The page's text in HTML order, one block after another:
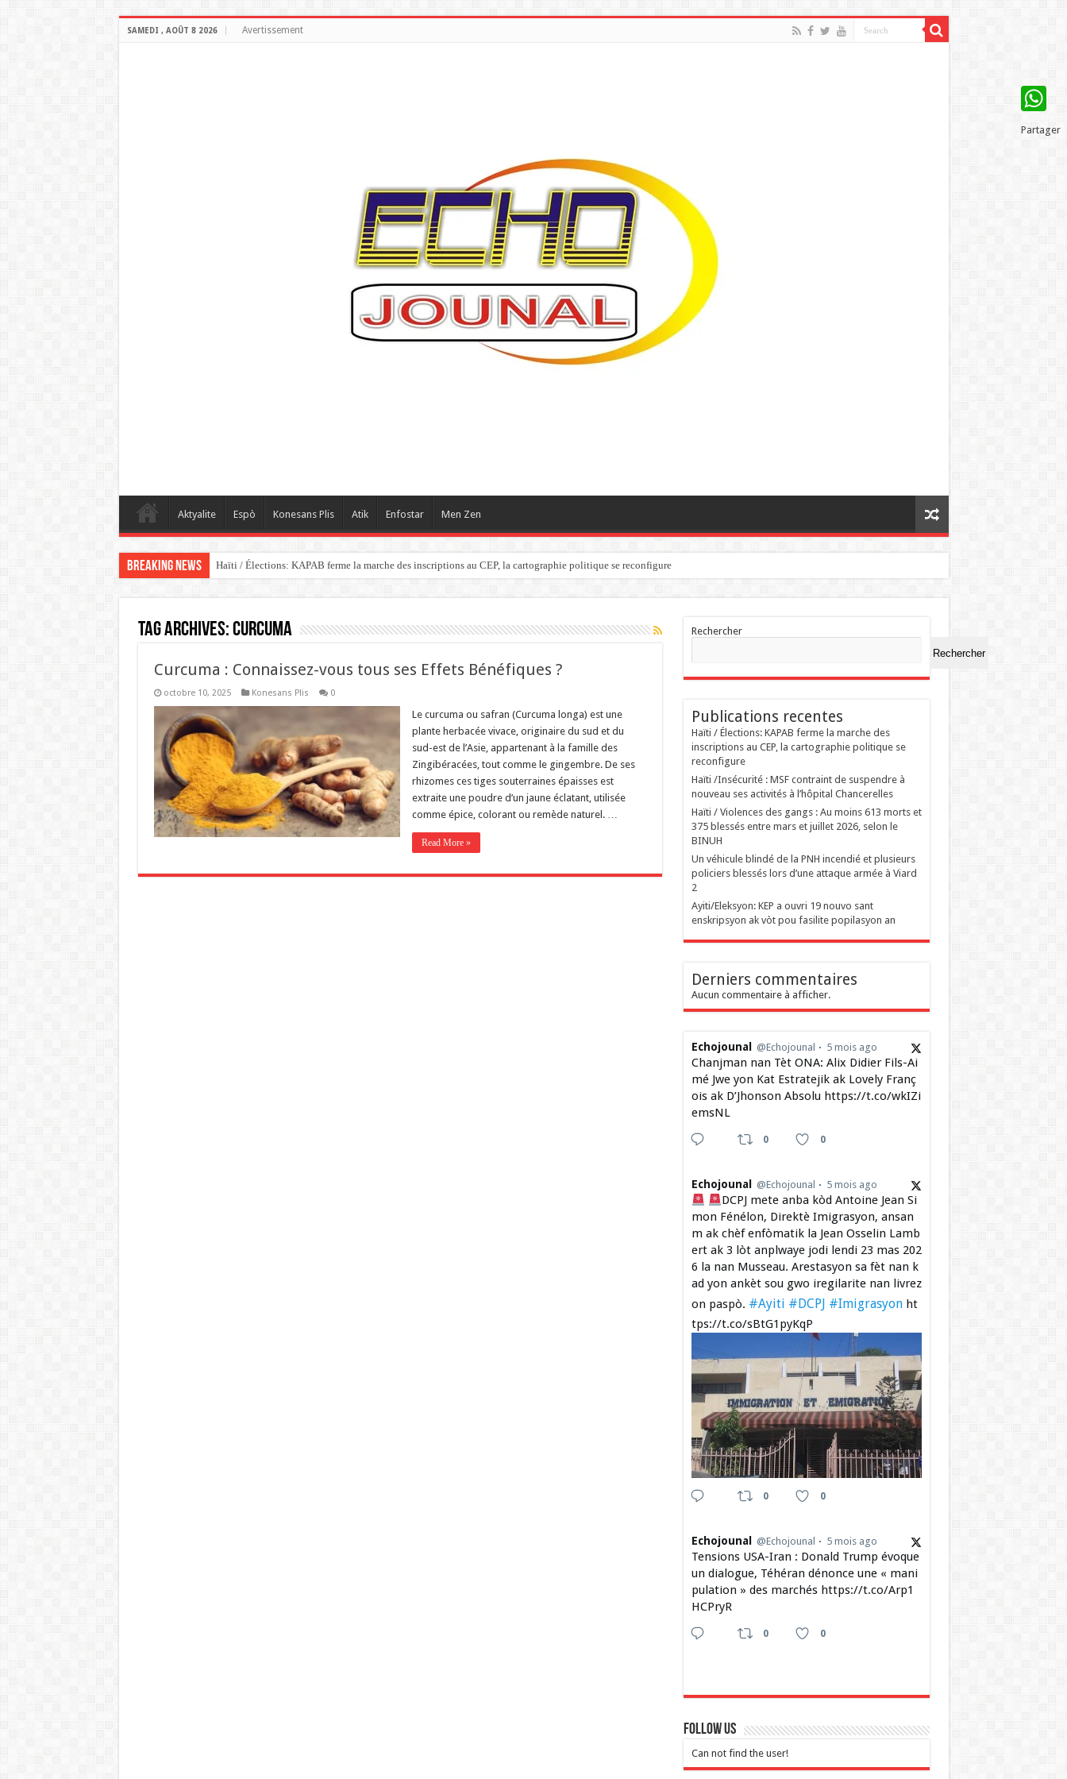
SAMEDI , AOÛT 8 2026 Avertissement
Aktyalite Espò Konesans Plis Atik Enfostar Men Zen
Breaking News Haïti / Élections: KAPAB ferme la marche des inscriptions au CEP, la cartographie politique se reconfigure
Tag Archives:Curcuma
Curcuma : Connaissez-vous tous ses Effets Bénéfiques ?
octobre 10, 2025 Konesans Plis 0
Le curcuma ou safran (Curcuma longa) est une
plante herbacée vivace, originaire du sud et du
sud-est de l’Asie, appartenant à la famille des
Zingibéracées, tout comme le gingembre. De ses
rhizomes ces tiges souterraines épaisses est
extraite une poudre d’un jaune éclatant, utilisée
comme épice, colorant ou remède naturel. …
Read More »
Rechercher
Rechercher
Publications recentes
Haïti / Élections: KAPAB ferme la marche des
inscriptions au CEP, la cartographie politique se
reconfigure
Haïti /Insécurité : MSF contraint de suspendre à
nouveau ses activités à l’hôpital Chancerelles
Haïti / Violences des gangs : Au moins 613 morts et
375 blessés entre mars et juillet 2026, selon le
BINUH
Un véhicule blindé de la PNH incendié et plusieurs
policiers blessés lors d’une attaque armée à Viard
2
‎Ayiti/Eleksyon: KEP a ouvri 19 nouvo sant
enskripsyon ak vòt pou fasilite popilasyon an
Derniers commentaires
Aucun commentaire à afficher.
Echojounal @Echojounal 5 mois ago
Chanjman nan Tèt ONA: Alix Didier Fils-Ai
mé Jwe yon Kat Estratejik ak Lovely Franç
ois ak D’Jhonson Absolu https://t.co/wkIZi
emsNL
0 0
Echojounal @Echojounal 5 mois ago
DCPJ mete anba kòd Antoine Jean Si
mon Fénélon, Direktè Imigrasyon, ansan
m ak chèf enfòmatik la Jean Osselin Lamb
ert ak 3 lòt anplwaye jodi lendi 23 mas 202
6 la nan Musseau. Arestasyon sa fèt nan k
ad yon ankèt sou gwo iregilarite nan livrez
on paspò. #Ayiti #DCPJ #Imigrasyonht
tps://t.co/sBtG1pyKqP
0 0
Echojounal @Echojounal 5 mois ago
Tensions USA-Iran : Donald Trump évoque
un dialogue, Téhéran dénonce une « mani
pulation » des marchés https://t.co/Arp1
HCPryR
0 0
Follow Us
Can not find the user!
WhatsApp
Partager